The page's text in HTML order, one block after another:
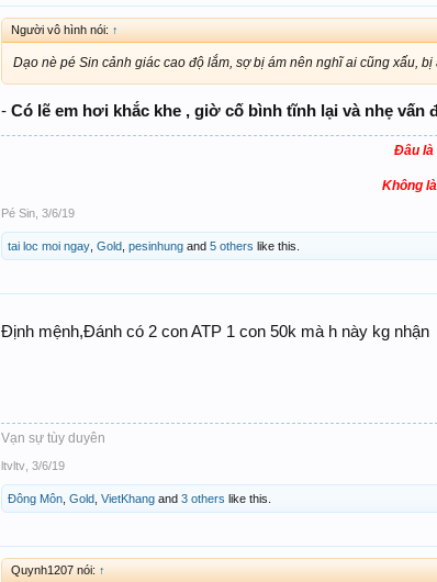
Người vô hình nói: ↑
Dạo nè pé Sin cảnh giác cao độ lắm, sợ bị ám nên nghĩ ai cũng xấu,
- Có lẽ em hơi khắc khe , giờ cố bình tĩnh lại và nhẹ vấn
Đâu là
Không
Pé Sin 3/6/19
tai loc moi ngay Gold pesinhung and 5 others like this.
Định mệnh,Đánh có 2 con ATP 1 con 50k mà h này kg nhận
Vạn sự tùy duyên
ltvltv 3/6/19
Đông Môn Gold VietKhang and 3 others like this.
Quynh1207 nói: ↑